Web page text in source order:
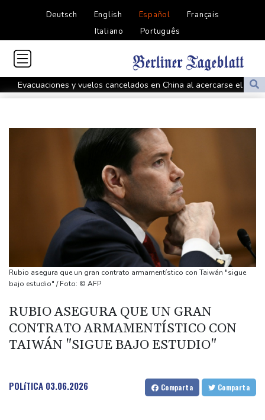
Deutsch English Español
Français
Italiano
Português
Evacuaciones y vuelos cancelados en China al acercarse el tifón
Dolphin
La FIFA contraataca y denuncia "un esfuerzo concertado para
socavar a su presidente"
Erupción del Etna obliga a suspender llegadas a un aeropuerto
Bulgaria convoca al embajador de Ucrania tras explosión de un
dron en su territorio
Muere el padre de Lionel Messi a los 68 años, el hombre detrás
del ídolo mundial
Una niña herida muere y eleva a ocho los fallecidos por el
París obliga a usuarios de patinetas eléctricas a llevar casco
ante aumento de lesiones
Muere el padre de Lionel Messi a los 68 años
comerciales
Rubio asegura que un gran contrato armamentístico con Taiwán "sigue
bajo estudio" / Foto: © AFP
RUBIO ASEGURA QUE UN GRAN
CONTRATO ARMAMENTÍSTICO CON
TAIWÁN "SIGUE BAJO ESTUDIO"
POLíTICA 03.06.2026 Comparta Comparta